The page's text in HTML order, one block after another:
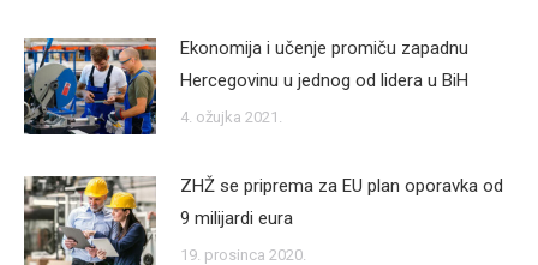
Ekonomija i učenje promiču zapadnu
Hercegovinu u jednog od lidera u BiH
4. ožujka 2021.
ZHŽ se priprema za EU plan oporavka od
9 milijardi eura
19. prosinca 2020.